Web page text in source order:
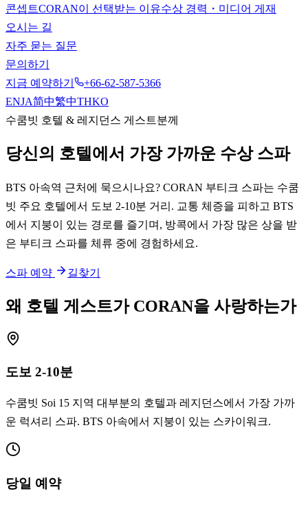
콘셉트CORAN이 선택받는 이유수상 경력・미디어 게재
오시는 길
자주 묻는 질문
문의하기
지금 예약하기
+66-62-587-5366
ENJA简中繁中THKO
수쿰빗 호텔 & 레지던스 게스트분께
당신의 호텔에서 가장 가까운 수상 스파
BTS 아속역 근처에 묵으시나요? CORAN 부티크 스파는 수쿰
빗 주요 호텔에서 도보 2-10분 거리. 교통 체증을 피하고 BTS
에서 지붕이 있는 경로를 즐기며, 방콕에서 가장 많은 상을 받
은 부티크 스파를 체류 중에 경험하세요.
스파 예약 길찾기
왜 호텔 게스트가 CORAN을 사랑하는가
도보 2-10분
수쿰빗 Soi 15 지역 대부분의 호텔과 레지던스에서 가장 가까
운 럭셔리 스파. BTS 아속에서 지붕이 있는 스카이워크.
당일 예약